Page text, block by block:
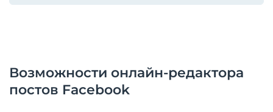
Возможности онлайн-редактора
постов Facebook